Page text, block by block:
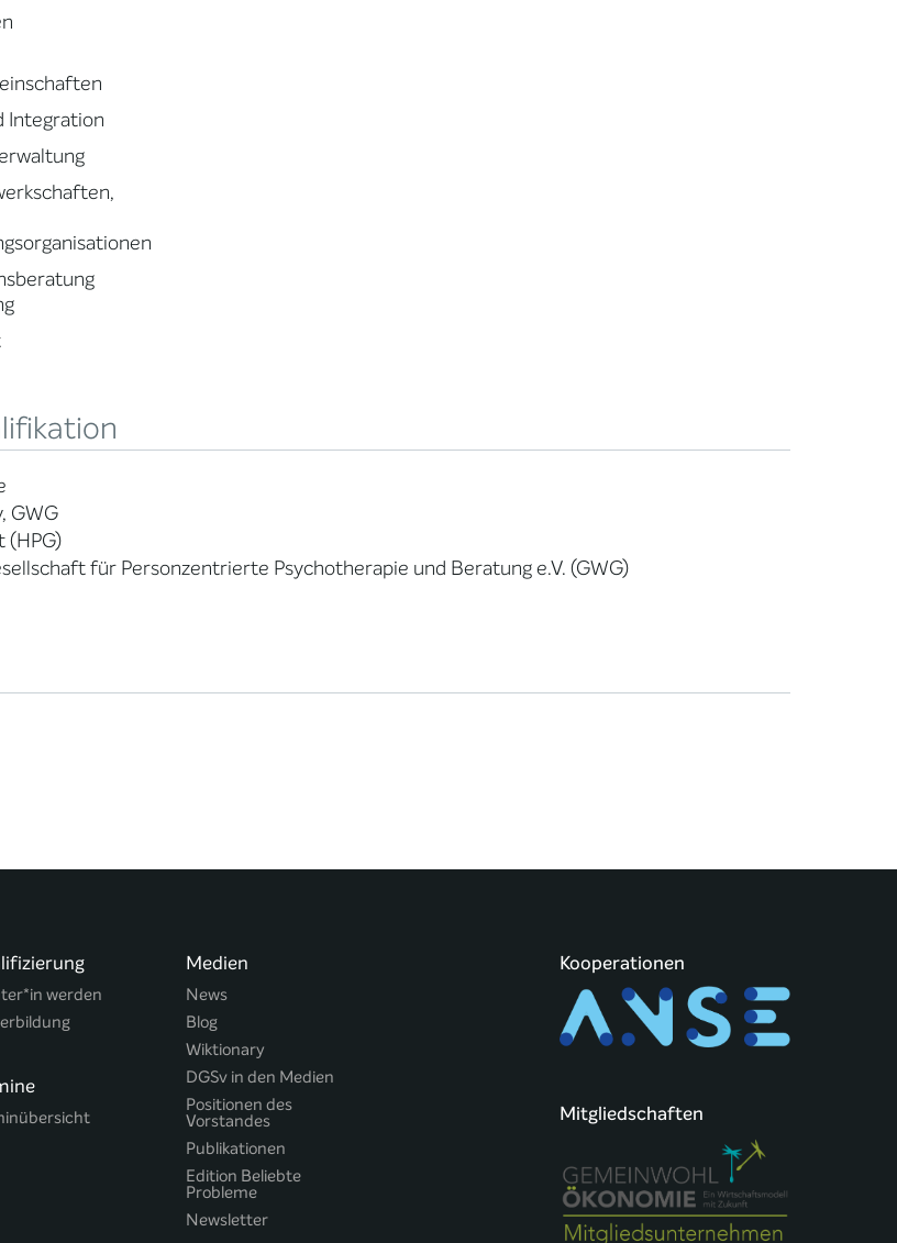
Integration
GWG
(HPG)
für Personzentrierte Psychotherapie und Beratung e.V. (GWG)
werden
Medien
News
Blog
Wiktionary
DGSv in den Medien
Positionen des
Vorstandes
Publikationen
Edition Beliebte
Probleme
Newsletter
Kooperationen
Mitgliedschaften